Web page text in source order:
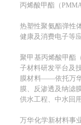
丙烯酸甲酯（
热塑性聚氨酯弹性
健康及消费电子等
聚甲基丙烯酸甲酯
子材料研发平台及
膜材料——依托万华
膜、反渗透及纳滤
供水工程、中水回
万华化学新材料事